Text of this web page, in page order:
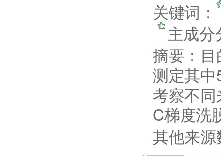
关键词：
主成
摘要：
测定其
考察不
C梯度洗
其他来